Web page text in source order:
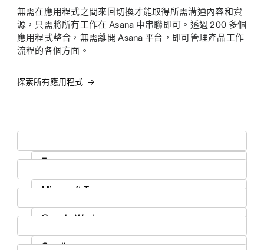
無需在應用程式之間來回切換才能取得所需溝通內容和資
源，只需將所有工作在 Asana 中串聯即可。透過 200 多個
應用程式整合，無需離開 Asana 平台，即可管理產品工作
流程的各個方面。
探索所有應用程式